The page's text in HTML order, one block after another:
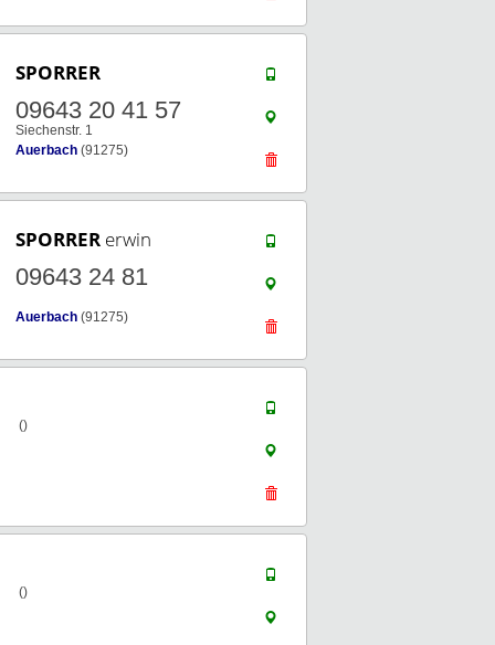
SPORRER
09643 20 41 57
Siechenstr. 1
Auerbach (91275)
SPORRER erwin
09643 24 81
Auerbach (91275)
()
()